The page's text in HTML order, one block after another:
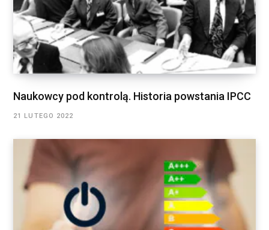
Naukowcy pod kontrolą. Historia powstania IPCC
21 LUTEGO 2022